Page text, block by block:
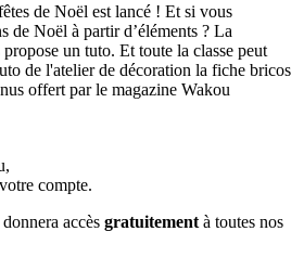
de Noël est lancé ! Et si vous
de Noël à partir d’éléments ? La
un tuto. Et toute la classe peut
de l'atelier de décoration la fiche bricos
offert par le magazine Wakou
compte.
accès gratuitement à toutes nos